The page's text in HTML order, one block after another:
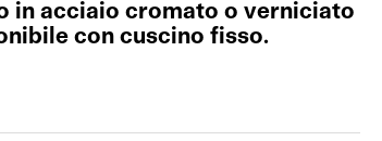
in acciaio cromato o verniciato
con cuscino fisso.